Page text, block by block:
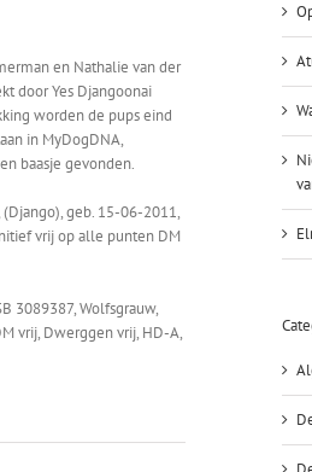
en Nathalie van der
door Yes Djangoonai
worden de pups eind
in MyDogDNA,
baasje gevonden.
(Django), geb. 15-06-2011,
vrij op alle punten DM
3089387, Wolfsgrauw,
vrij, Dwerggen vrij, HD-A,